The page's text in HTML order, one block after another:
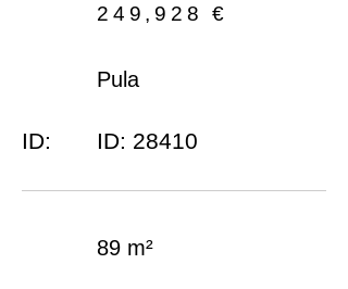
ID:
249,928 €
Pula
ID: 28410
89 m²